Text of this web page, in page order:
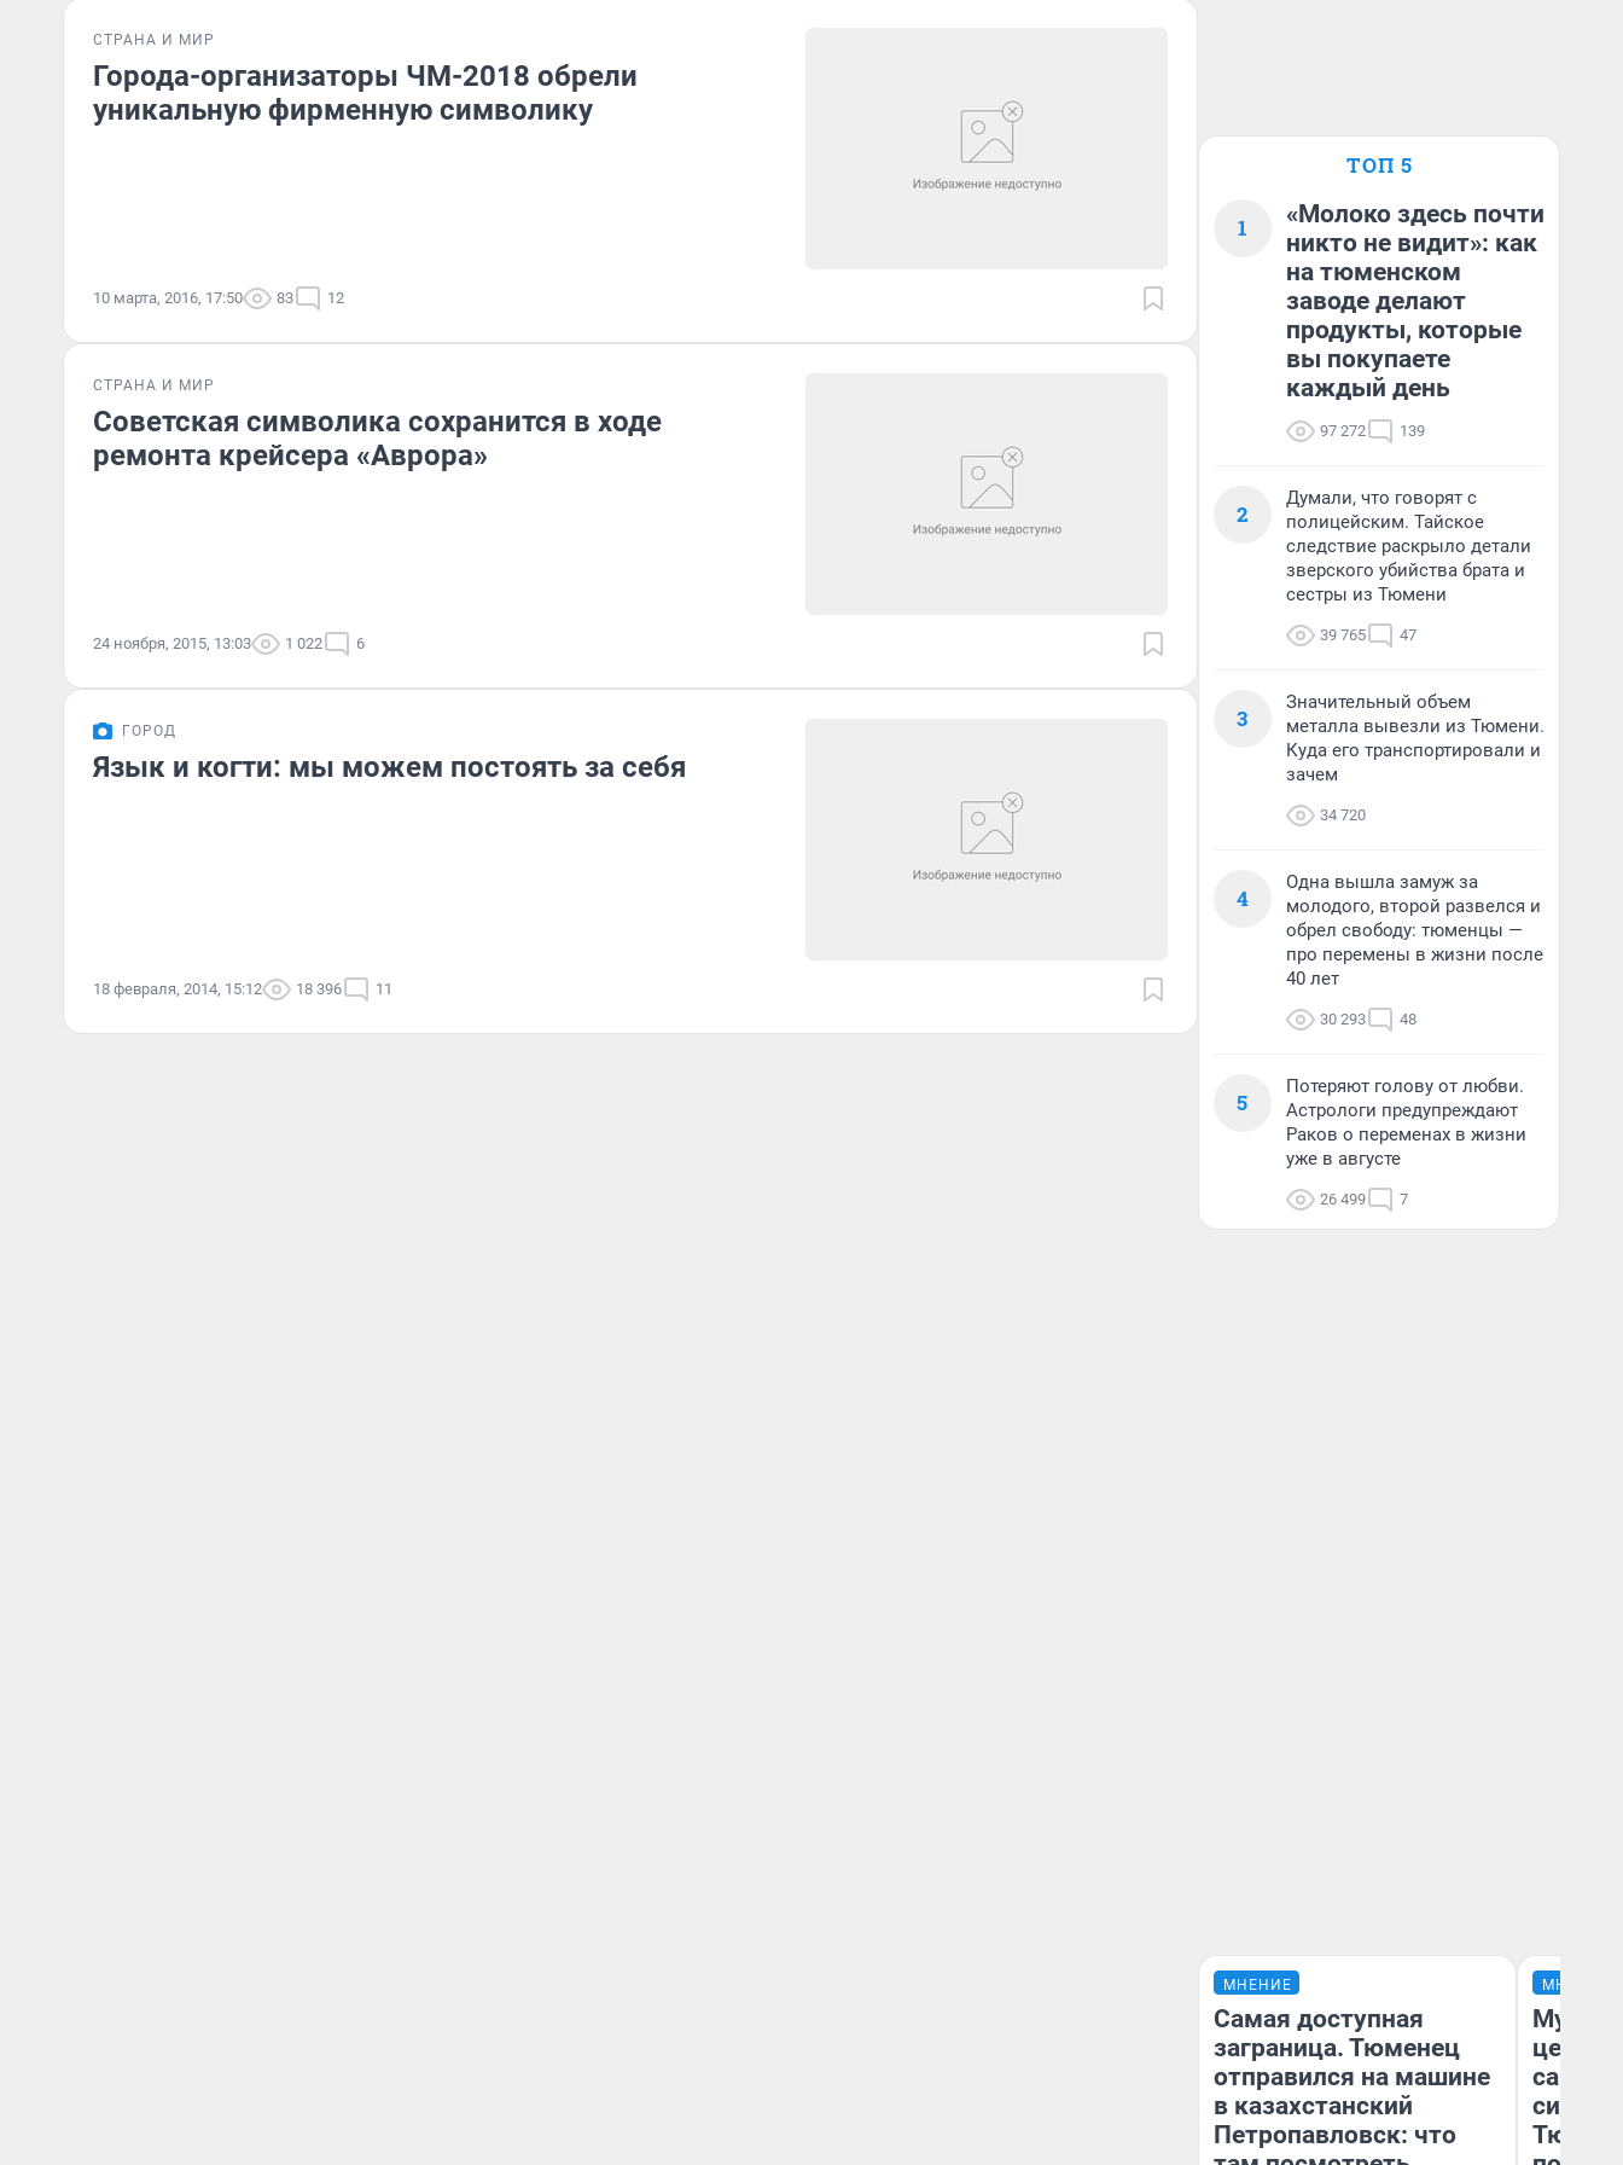
СТРАНА И МИР
Города-организаторы ЧМ-2018 обрели
уникальную фирменную символику
10 марта, 2016, 17:50 83 12
СТРАНА И МИР
Советская символика сохранится в ходе
ремонта крейсера «Аврора»
24 ноября, 2015, 13:03 1 022 6
ГОРОД
Язык и когти: мы можем постоять за себя
18 февраля, 2014, 15:12 18 396 11
ТОП 5
1
«Молоко здесь почти
никто не видит»: как
на тюменском
заводе делают
продукты, которые
вы покупаете
каждый день
97 272 139
2
Думали, что говорят с
полицейским. Тайское
следствие раскрыло детали
зверского убийства брата и
сестры из Тюмени
39 765 47
3
Значительный объем
металла вывезли из Тюмени.
Куда его транспортировали и
зачем
34 720
4
Одна вышла замуж за
молодого, второй развелся и
обрел свободу: тюменцы —
про перемены в жизни после
40 лет
30 293 48
5
Потеряют голову от любви.
Астрологи предупреждают
Раков о переменах в жизни
уже в августе
26 499 7
МНЕНИЕ
Самая доступная
заграница. Тюменец
отправился на машине
в казахстанский
Петропавловск: что
МНЕНИЕ
Музей